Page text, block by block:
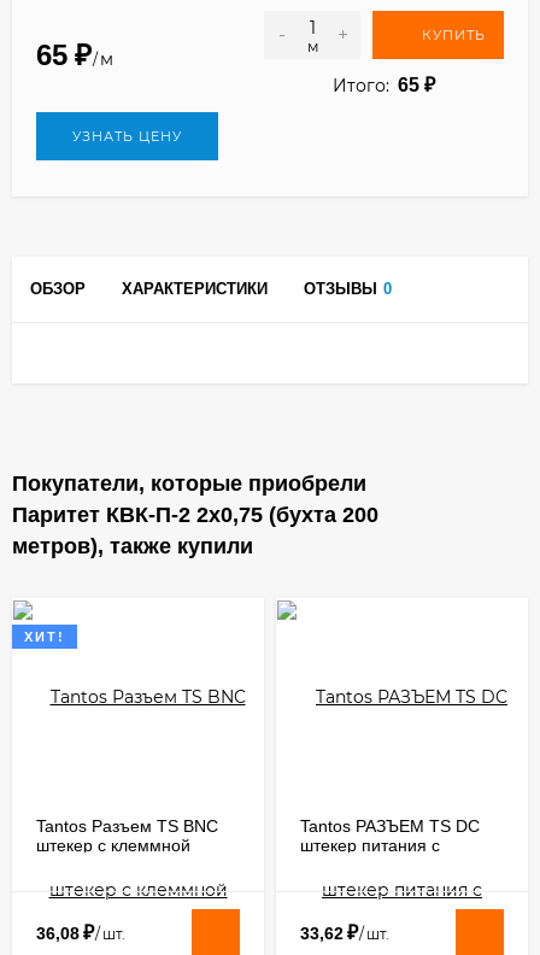
65 ₽/ м
-
м
+ КУПИТЬ
Итого: 65 ₽
УЗНАТЬ ЦЕНУ
ОБЗОР ХАРАКТЕРИСТИКИ ОТЗЫВЫ 0
Покупатели, которые приобрели
Паритет КВК-П-2 2х0,75 (бухта 200
метров), также купили
ХИТ!
Tantos Разъем TS BNC
штекер с клеммной
36,08₽/ шт.
Tantos РАЗЪЕМ TS DC
штекер питания с
винт, LUX
33,62₽/ шт.